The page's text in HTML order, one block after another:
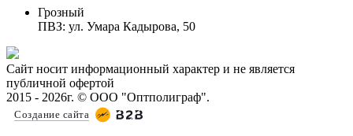
Грозный
ПВЗ: ул. Умара Кадырова, 50
Сайт носит информационный характер и не является
публичной офертой
2015 - 2026г. © ООО "Оптполиграф".
Создание сайта